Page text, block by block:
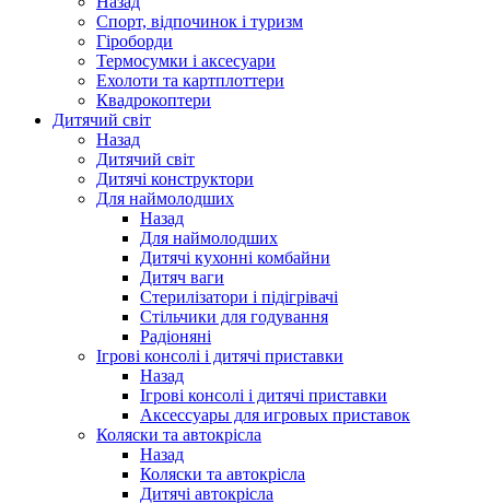
Спорт, відпочинок і туризм
Гіроборди
Термосумки і аксесуари
Ехолоти та картплоттери
Квадрокоптери
Дитячий світ
Назад
Дитячий світ
Дитячі конструктори
Для наймолодших
Назад
Для наймолодших
Дитячі кухонні комбайни
Дитяч ваги
Стерилізатори і підігрівачі
Стільчики для годування
Радіоняні
Ігрові консолі і дитячі приставки
Назад
Ігрові консолі і дитячі приставки
Аксессуары для игровых приставок
Коляски та автокрісла
Назад
Коляски та автокрісла
Дитячі автокрісла